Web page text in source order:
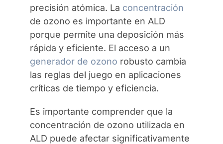
precisión atómica. La concentración
de ozono es importante en ALD
porque permite una deposición más
rápida y eficiente. El acceso a un
generador de ozono robusto cambia
las reglas del juego en aplicaciones
críticas de tiempo y eficiencia.
Es importante comprender que la
concentración de ozono utilizada en
ALD puede afectar significativamente